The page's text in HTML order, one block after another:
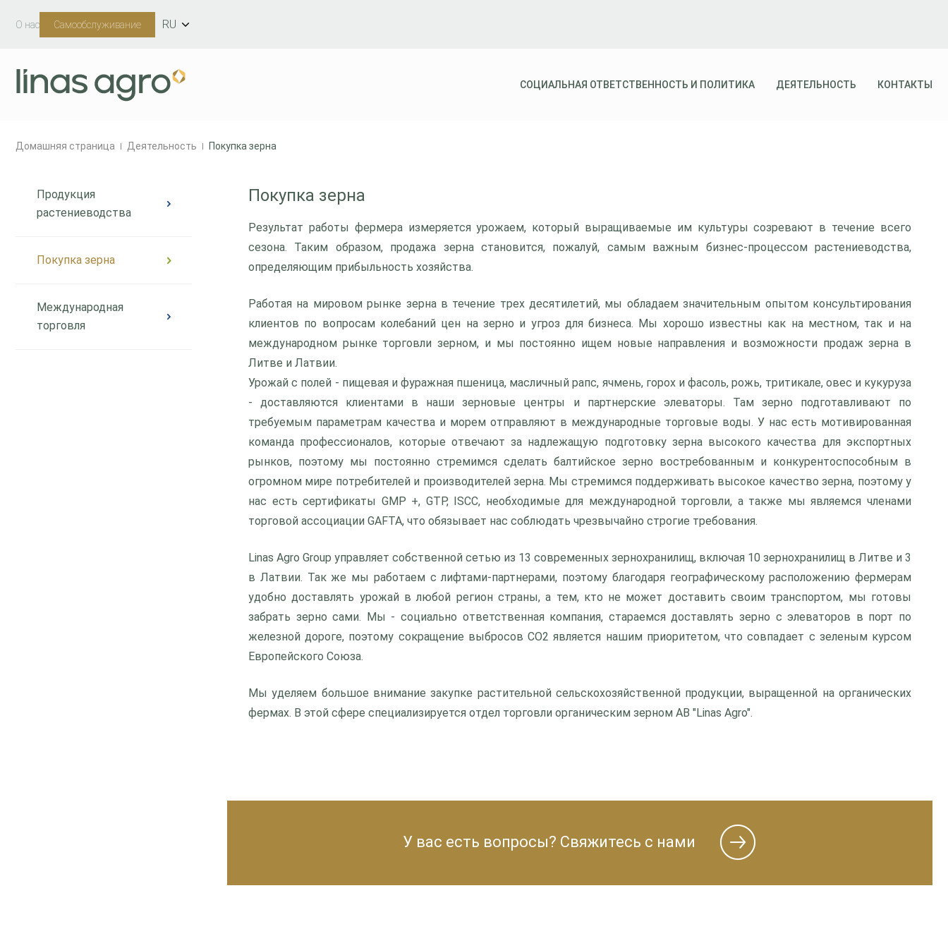
О нас Самообслуживание RU
СОЦИАЛЬНАЯ ОТВЕТСТВЕННОСТЬ И ПОЛИТИКА ДЕЯТЕЛЬНОСТЬ КОНТАКТЫ
Домашняя страница Деятельность Покупка зерна
Продукция
растениеводства
Покупка зерна
Международная
торговля
Покупка зерна
Результат работы фермера измеряется урожаем, который выращиваемые им культуры созревают в течение всего
сезона. Таким образом, продажа зерна становится, пожалуй, самым важным бизнес-процессом растениеводства,
определяющим прибыльность хозяйства.
Работая на мировом рынке зерна в течение трех десятилетий, мы обладаем значительным опытом консультирования
клиентов по вопросам колебаний цен на зерно и угроз для бизнеса. Мы хорошо известны как на местном, так и на
международном рынке торговли зерном, и мы постоянно ищем новые направления и возможности продаж зерна в
Литве и Латвии.
Урожай с полей - пищевая и фуражная пшеница, масличный рапс, ячмень, горох и фасоль, рожь, тритикале, овес и кукуруза
- доставляются клиентами в наши зерновые центры и партнерские элеваторы. Там зерно подготавливают по
требуемым параметрам качества и морем отправляют в международные торговые воды. У нас есть мотивированная
команда профессионалов, которые отвечают за надлежащую подготовку зерна высокого качества для экспортных
рынков, поэтому мы постоянно стремимся сделать балтийское зерно востребованным и конкурентоспособным в
огромном мире потребителей и производителей зерна. Мы стремимся поддерживать высокое качество зерна, поэтому у
нас есть сертификаты GMP +, GTP, ISCC, необходимые для международной торговли, а также мы являемся членами
торговой ассоциации GAFTA, что обязывает нас соблюдать чрезвычайно строгие требования.
Linas Agro Group управляет собственной сетью из 13 современных зернохранилищ, включая 10 зернохранилищ в Литве и 3
в Латвии. Так же мы работаем с лифтами-партнерами, поэтому благодаря географическому расположению фермерам
удобно доставлять урожай в любой регион страны, а тем, кто не может доставить своим транспортом, мы готовы
забрать зерно сами. Мы - социально ответственная компания, стараемся доставлять зерно с элеваторов в порт по
железной дороге, поэтому сокращение выбросов CO2 является нашим приоритетом, что совпадает с зеленым курсом
Европейского Союза.
Мы уделяем большое внимание закупке растительной сельскохозяйственной продукции, выращенной на органических
фермах. В этой сфере специализируется отдел торговли органическим зерном AB "Linas Agro".
У вас есть вопросы? Свяжитесь с нами